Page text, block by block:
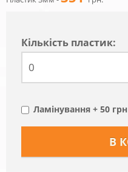
Кiлькiсть пластик:
Ламінування + 50 грн